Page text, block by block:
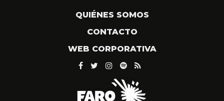
QUIÉNES SOMOS
CONTACTO
WEB CORPORATIVA